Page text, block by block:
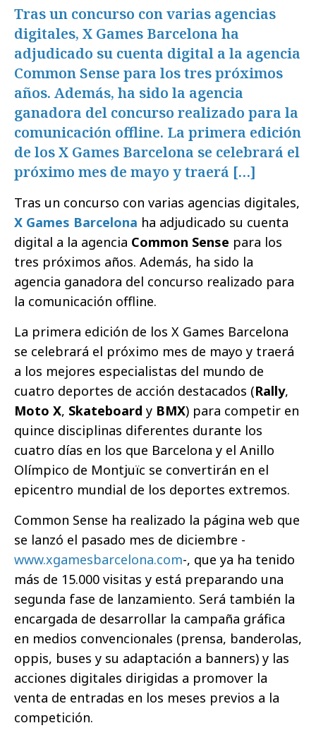
Tras un concurso con varias agencias
digitales, X Games Barcelona ha
adjudicado su cuenta digital a la agencia
Common Sense para los tres próximos
años. Además, ha sido la agencia
ganadora del concurso realizado para la
comunicación offline. La primera edición
de los X Games Barcelona se celebrará el
próximo mes de mayo y traerá […]
Tras un concurso con varias agencias digitales,
X Games Barcelona ha adjudicado su cuenta
digital a la agencia Common Sense para los
tres próximos años. Además, ha sido la
agencia ganadora del concurso realizado para
la comunicación offline.
La primera edición de los X Games Barcelona
se celebrará el próximo mes de mayo y traerá
a los mejores especialistas del mundo de
cuatro deportes de acción destacados (Rally,
Moto X, Skateboard y BMX) para competir en
quince disciplinas diferentes durante los
cuatro días en los que Barcelona y el Anillo
Olímpico de Montjuïc se convertirán en el
epicentro mundial de los deportes extremos.
Common Sense ha realizado la página web que
se lanzó el pasado mes de diciembre -
www.xgamesbarcelona.com-, que ya ha tenido
más de 15.000 visitas y está preparando una
segunda fase de lanzamiento. Será también la
encargada de desarrollar la campaña gráfica
en medios convencionales (prensa, banderolas,
oppis, buses y su adaptación a banners) y las
acciones digitales dirigidas a promover la
venta de entradas en los meses previos a la
competición.